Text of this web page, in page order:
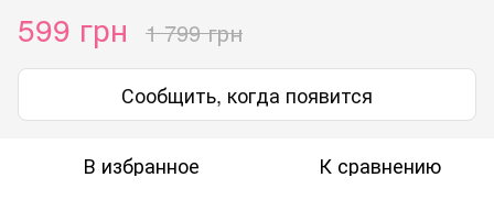
599 грн 1 799 грн
Сообщить, когда появится
В избранное К сравнению